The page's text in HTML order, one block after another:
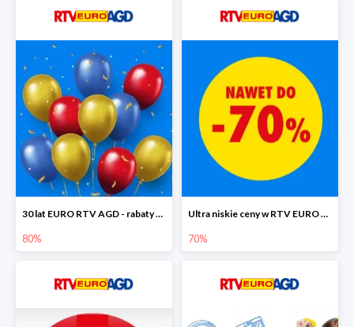
30 lat EURO RTV AGD - rabaty do -80%
80%
Ultra niskie ceny w RTV EURO AGD do -70%
70%